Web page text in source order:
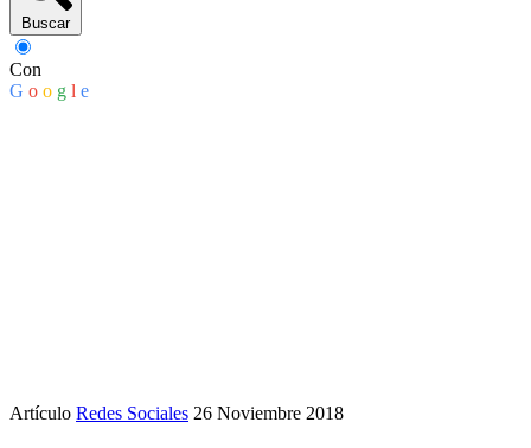
Buscar
Con
G o o g l e
Artículo Redes Sociales 26 Noviembre 2018